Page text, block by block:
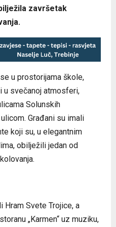
završetak
u prostorijama škole,
u svečanoj atmosferi,
Solunskih
Građani su imali
koji su, u elegantnim
obilježili jedan od
Svete Trojice, a
„Karmen“ uz muziku,